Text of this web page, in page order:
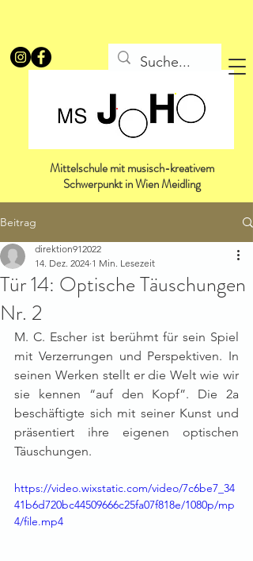
Mittelschule mit musisch-kreativem
Schwerpunkt in Wien Meidling
Beitrag
Tür 14: Optische Täuschungen
Nr. 2
direktion912022
14. Dez. 2024 1 Min. Lesezeit
M. C. Escher ist berühmt für sein Spiel
mit Verzerrungen und Perspektiven. In
seinen Werken stellt er die Welt wie wir
sie kennen “auf den Kopf”. Die 2a
beschäftigte sich mit seiner Kunst und
präsentiert ihre eigenen optischen
Täuschungen.
https://video.wixstatic.com/video/7c6be7_34
41b6d720bc44509666c25fa07f818e/1080p/mp
4/file.mp4